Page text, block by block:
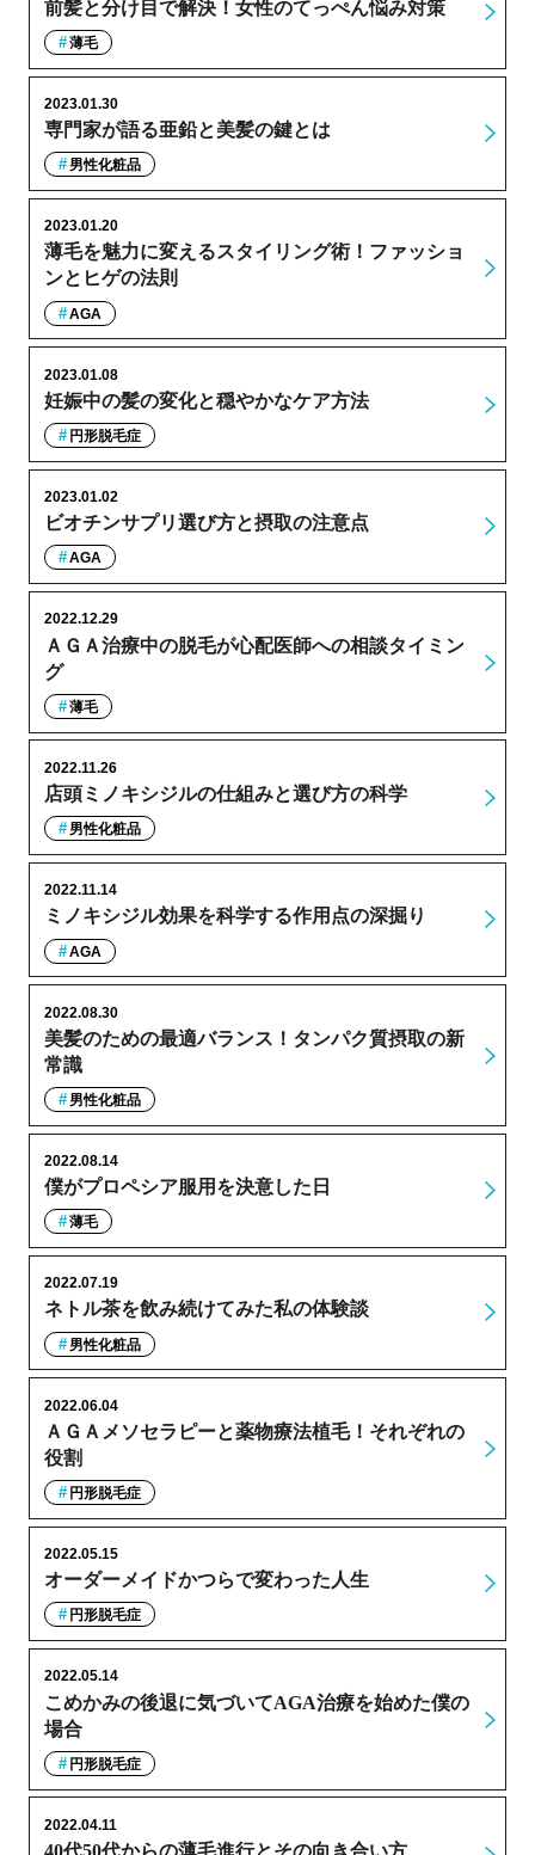
前髪と分け目で解決！女性のてっぺん悩み対策
薄毛
専門家が語る亜鉛と美髪の鍵とは
2023.01.30
男性化粧品
薄毛を魅力に変えるスタイリング術！ファッショ
ンとヒゲの法則
2023.01.20
AGA
妊娠中の髪の変化と穏やかなケア方法
2023.01.08
円形脱毛症
ビオチンサプリ選び方と摂取の注意点
2023.01.02
AGA
ＡＧＡ治療中の脱毛が心配医師への相談タイミン
グ
2022.12.29
薄毛
店頭ミノキシジルの仕組みと選び方の科学
2022.11.26
男性化粧品
ミノキシジル効果を科学する作用点の深掘り
2022.11.14
AGA
美髪のための最適バランス！タンパク質摂取の新
常識
2022.08.30
男性化粧品
僕がプロペシア服用を決意した日
2022.08.14
薄毛
ネトル茶を飲み続けてみた私の体験談
2022.07.19
男性化粧品
ＡＧＡメソセラピーと薬物療法植毛！それぞれの
役割
2022.06.04
円形脱毛症
オーダーメイドかつらで変わった人生
2022.05.15
円形脱毛症
こめかみの後退に気づいてAGA治療を始めた僕の
場合
2022.05.14
円形脱毛症
40代50代からの薄毛進行とその向き合い方
2022.04.11